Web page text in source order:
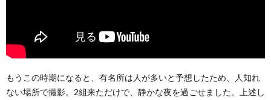
もうこの時期になると、有名所は人が多いと予想したため、人知れ
ない場所で撮影。2組来ただけで、静かな夜を過ごせました。上述し